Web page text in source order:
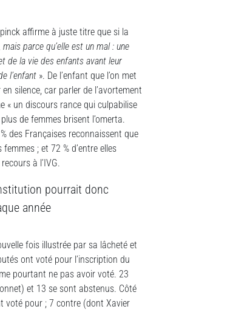
affirme à juste titre que si la
parce qu’elle est un mal : une
de la vie des enfants avant leur
l’enfant ». De l’enfant que l’on met
silence, car parler de l’avortement
« un discours rance qui culpabilise
de femmes brisent l’omerta.
des Françaises reconnaissent que
; et 72 % d’entre elles
à l’IVG.
pourrait donc
année
fois illustrée par sa lâcheté et
ont voté pour l’inscription du
pourtant ne pas avoir voté. 23
et 13 se sont abstenus. Côté
voté pour ; 7 contre (dont Xavier